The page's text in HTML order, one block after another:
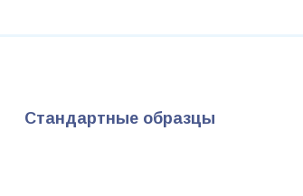
Стандартные образцы